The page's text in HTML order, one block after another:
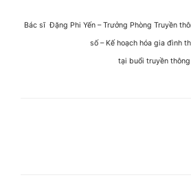
Bác sĩ Đặng Phi Yến – Trưởng Phòng Truyền
số – Kế hoạch hóa gia đình
tại buổi truyền thông